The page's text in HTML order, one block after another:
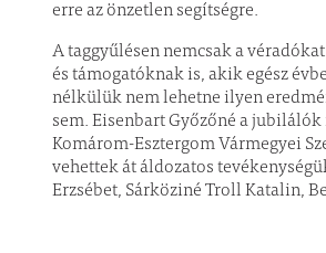
erre az önzetlen segítségre.
A taggyűlésen nemcsak a
és támogatóknak is, akik egész
nélkülük nem lehetne ilyen
sem. Eisenbart Győzőné a
Komárom-Esztergom Vármegyei
vehettek át áldozatos
Erzsébet, Sárköziné Troll Katalin,